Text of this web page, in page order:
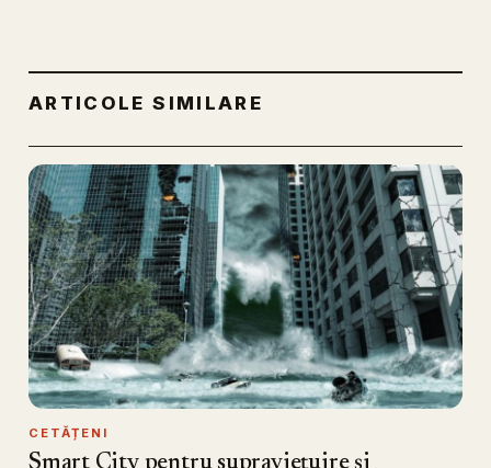
ARTICOLE SIMILARE
CETĂȚENI